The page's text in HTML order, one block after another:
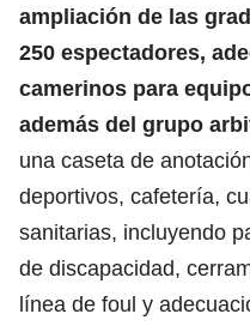
ampliación de las
250 espectadores,
camerinos para
además del grupo
una caseta de
deportivos, cafetería,
sanitarias, incluyendo
de discapacidad,
línea de foul y